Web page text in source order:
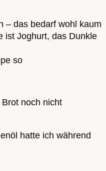
– das bedarf wohl kaum
ist Joghurt, das Dunkle
so
noch nicht
hatte ich während